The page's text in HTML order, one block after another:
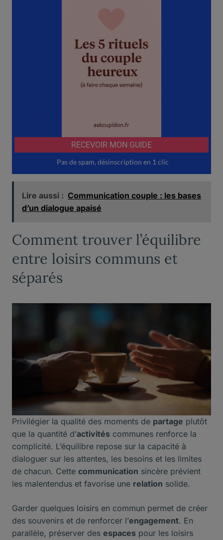
Lire aussi : Communication couple : les bases
d’un dialogue apaisé
Comment trouver l’équilibre
entre loisirs communs et
séparés
Privilégier la qualité des moments de partage plutôt
que la quantité d’activités communes renforce la
complicité. L’équilibre repose sur la capacité à
dialoguer sur les attentes, les besoins et les limites
de chacun. Cette communication sincère prévient
les malentendus et favorise une relation solide.
Garder quelques loisirs en commun permet de créer
des souvenirs et de renforcer l’engagement. En
parallèle, préserver des espaces pour les loisirs